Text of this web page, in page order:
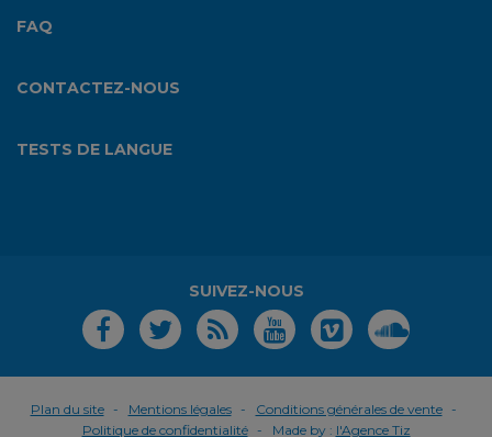
FAQ
CONTACTEZ-NOUS
TESTS DE LANGUE
SUIVEZ-NOUS
Plan du site Mentions légales
Conditions générales de vente
Politique de confidentialité
Made by : l'Agence Tiz